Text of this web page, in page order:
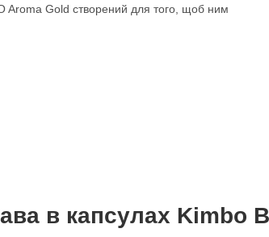
Aroma Gold створений для того, щоб ним
в капсулах Kimbo